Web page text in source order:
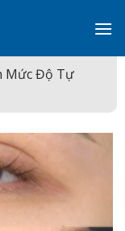
Mức Độ Tự